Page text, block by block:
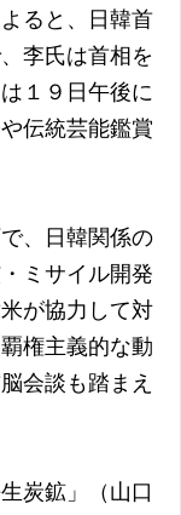
ると、日韓首
李氏は首相を
１９日午後に
伝統芸能鑑賞
、日韓関係の
ミサイル開発
が協力して対
権主義的な動
会談も踏まえ
炭鉱」（山口